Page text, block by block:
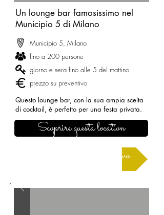
Un lounge bar famosissimo nel
Municipio 5 di Milano
Municipio 5, Milano
fino a 200 persone
giorno e sera fino alle 5 del mattino
prezzo su preventivo
Questo lounge bar, con la sua ampia scelta
di cocktail, è perfetto per una festa privata.
Scoprire questa location
Richiedere un preventivo